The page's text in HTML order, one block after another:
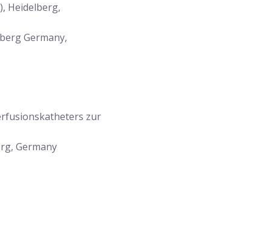
Heidelberg,
Germany,
zur
Germany